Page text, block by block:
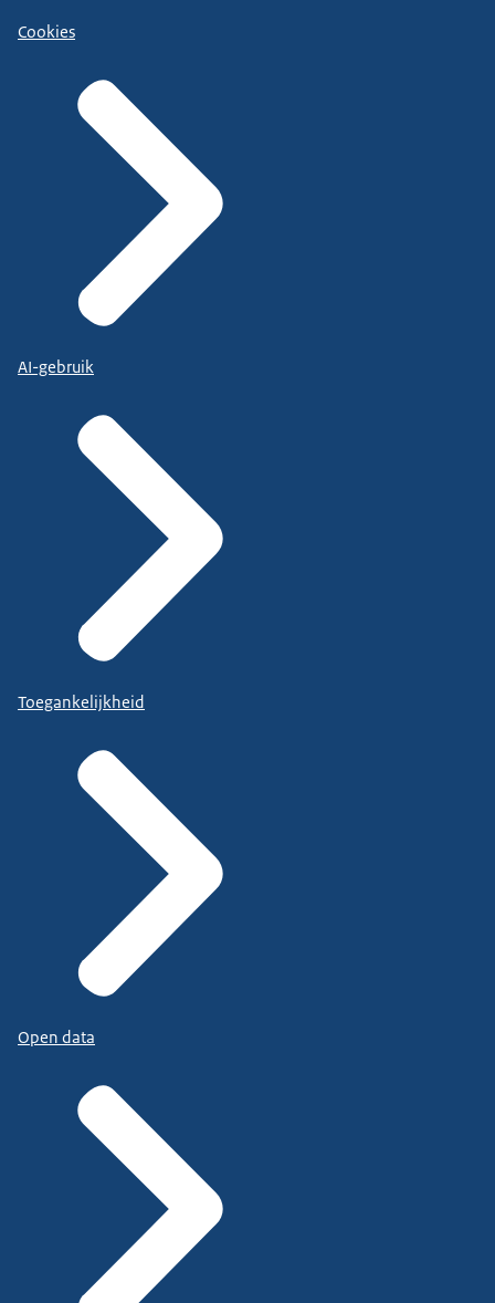
Cookies
AI-gebruik
Toegankelijkheid
Open data